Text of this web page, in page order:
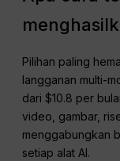
Pilihan paling
langganan multi-
dari $10.8 per
video, gambar,
menggabungkan
setiap alat AI.